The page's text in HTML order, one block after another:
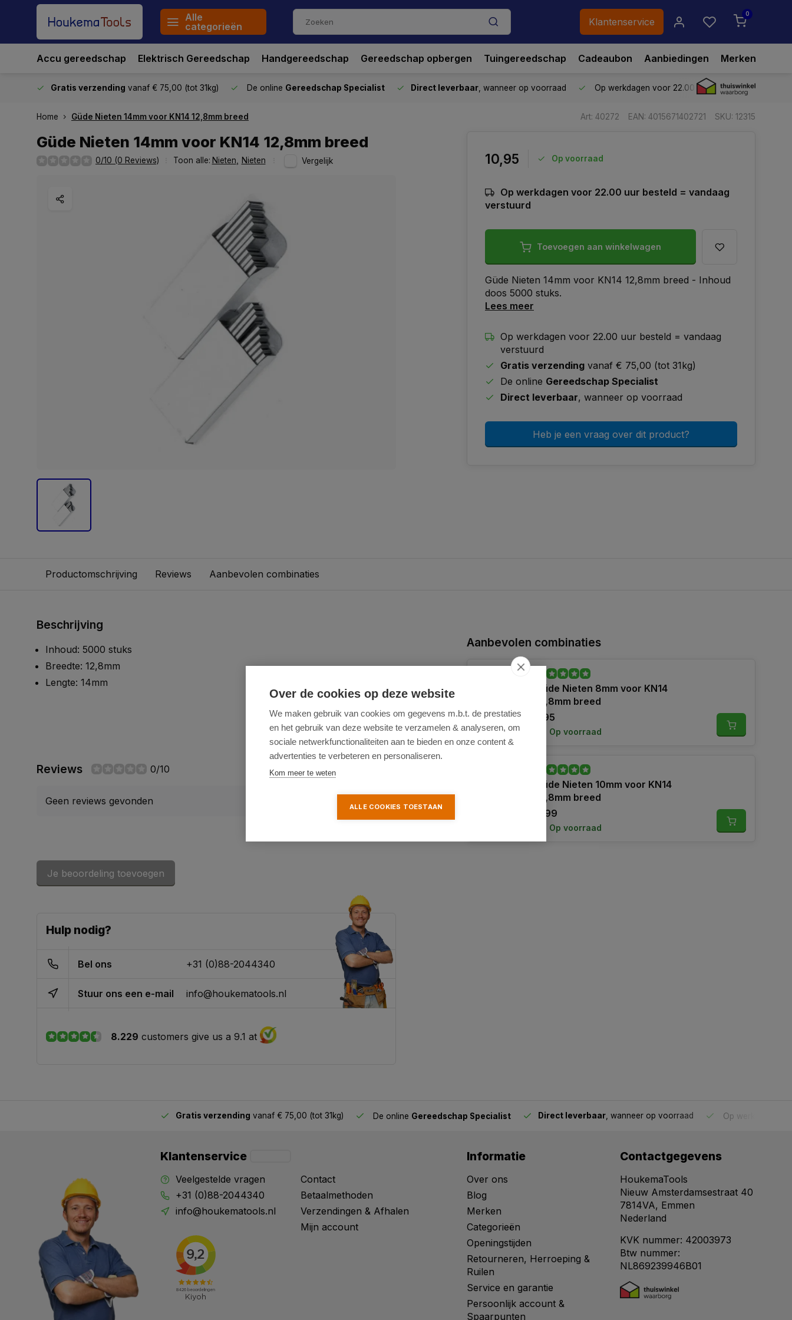
Alle
categorieën
Klantenservice
0
Accu gereedschap Elektrisch Gereedschap Handgereedschap Gereedschap opbergen Tuingereedschap Cadeaubon Aanbiedingen Merken
Gratis verzending vanaf € 75,00 (tot 31kg) De online Gereedschap Specialist Direct leverbaar , wanneer op voorraad Op werkdagen voor 22.00 uur besteld,vandaag
Home Güde Nieten 14mm voor KN14 12,8mm breed Art: 40272 EAN: 4015671402721 SKU: 12315
Güde Nieten 14mm voor KN14 12,8mm breed
0/10 (0 Reviews) Toon alle: Nieten Nieten Vergelijk 10,95 Op voorraad
Op werkdagen voor 22.00 uur besteld = vandaag
verstuurd
Toevoegen aan winkelwagen
Güde Nieten 14mm voor KN14 12,8mm breed - Inhoud
doos 5000 stuks.
Lees meer
Op werkdagen voor 22.00 uur besteld = vandaag
verstuurd
Gratis verzending vanaf € 75,00 (tot 31kg)
De online Gereedschap Specialist
Direct leverbaar, wanneer op voorraad
Heb je een vraag over dit product?
Productomschrijving Reviews Aanbevolen combinaties
Beschrijving
Inhoud: 5000 stuks
Breedte: 12,8mm
Lengte: 14mm
Reviews 0/10
Geen reviews gevonden
Je beoordeling toevoegen
Hulp nodig?
Bel ons +31 (0)88-2044340
Stuur ons een e-mail info@houkematools.nl
8.229 customers give us a 9.1 at
Aanbevolen combinaties
Güde Nieten 8mm voor KN14
12,8mm breed
7,95
Op voorraad
Güde Nieten 10mm voor KN14
12,8mm breed
8,99
Op voorraad
Gratis verzending vanaf € 75,00 (tot 31kg) De online Gereedschap Specialist Direct leverbaar , wanneer op voorraad Op werkdagen
Klantenservice
Veelgestelde vragen
+31 (0)88-2044340
info@houkematools.nl
Contact
Betaalmethoden
Verzendingen & Afhalen
Mijn account
Informatie
Over ons
Blog
Merken
Categorieën
Openingstijden
Retourneren, Herroeping &
Ruilen
Service en garantie
Persoonlijk account &
Spaarpunten
Contactgegevens
HoukemaTools
Nieuw Amsterdamsestraat 40
7814VA, Emmen
Nederland
KVK nummer: 42003973
Btw nummer:
NL869239946B01
Over de cookies op deze website
We maken gebruik van cookies om gegevens m.b.t. de prestaties
en het gebruik van deze website te verzamelen & analyseren, om
sociale netwerkfunctionaliteiten aan te bieden en onze content &
advertenties te verbeteren en personaliseren.
Kom meer te weten
ALLE COOKIES TOESTAAN